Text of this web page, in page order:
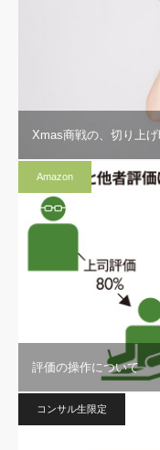
Xmas商戦の、切り上
Amazon
評価の操作について
コンサル生限定